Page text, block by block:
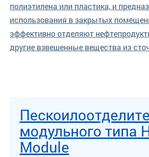
полиэтилена или пластика, и
использования в закрытых
эффективно отделяют
другие взвешенные вещества из
Пескоилоотделители
модульного типа
Module